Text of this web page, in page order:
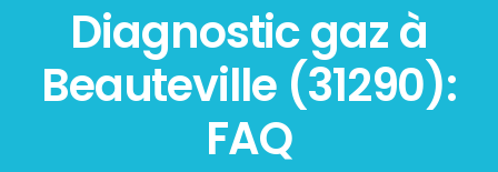
Diagnostic gaz à
Beauteville (31290):
FAQ